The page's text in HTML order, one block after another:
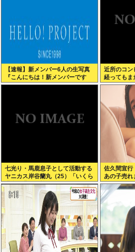
【速報】新メンバー6人の生写真
『こんにちは！新メンバーです
☆』
近所のコン
経ってもま
が…
七光り・馬鹿息子として活動する
ヤニカス岸谷蘭丸（25）「いくら
税金を我々が払ってるんだと」
佐久間宣行
あの子売れ